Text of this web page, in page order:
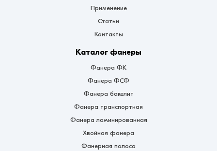
Применение
Статьи
Контакты
Каталог фанеры
Фанера ФК
Фанера ФСФ
Фанера бакелит
Фанера транспортная
Фанера ламинированная
Хвойная фанера
Фанерная полоса